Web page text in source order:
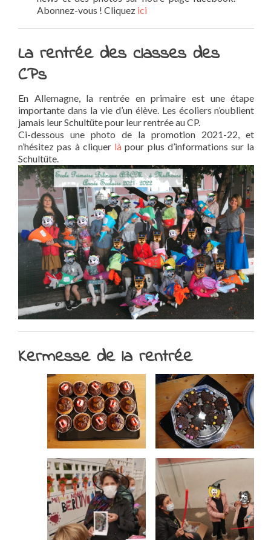
Abonnez-vous ! Cliquez ici
La rentrée des classes des
CPs
En Allemagne, la rentrée en primaire est une étape
importante dans la vie d’un élève. Les écoliers n’oublient
jamais leur Schultüte pour leur rentrée au CP.
Ci-dessous une photo de la promotion 2021-22, et
n’hésitez pas à cliquer làpour plus d’informations sur la
Schultüte.
Kermesse de la rentrée